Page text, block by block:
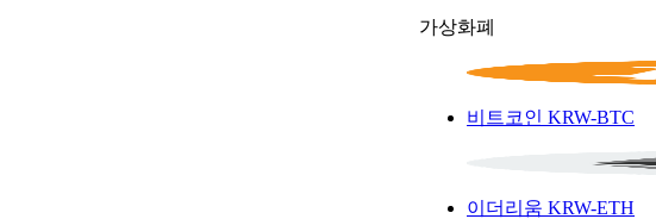
가상화폐
비트코인 KRW-BTC
이더리움 KRW-ETH